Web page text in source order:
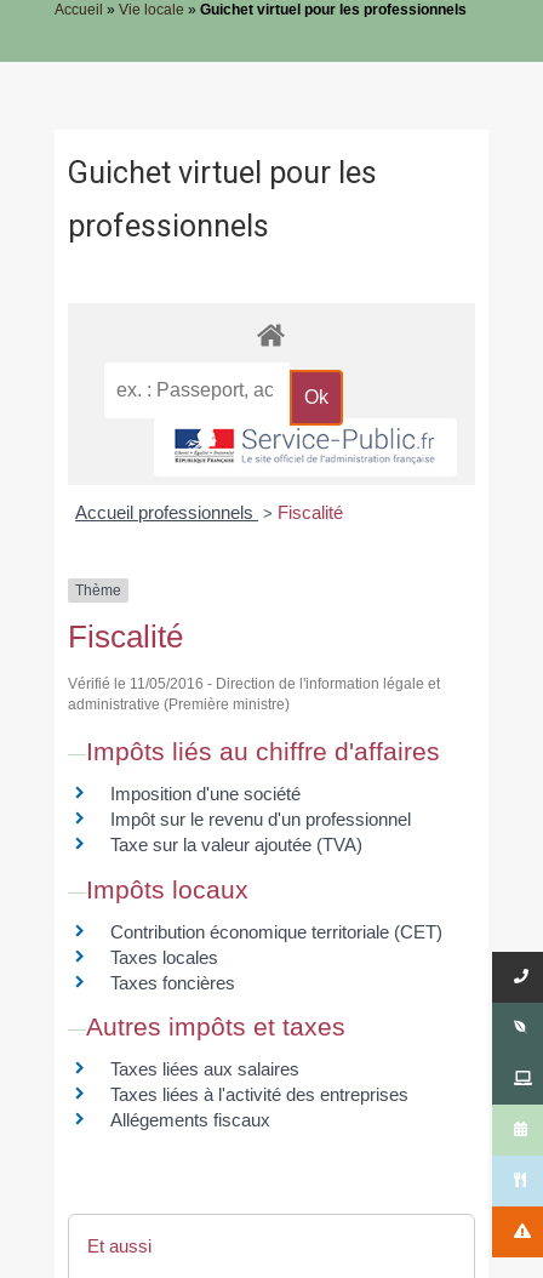
Accueil » Vie locale » Guichet virtuel pour les professionnels
Guichet virtuel pour les
professionnels
Accueil professionnels > Fiscalité
Thème
Fiscalité
Vérifié le 11/05/2016 - Direction de l'information légale et
administrative (Première ministre)
Impôts liés au chiffre d'affaires
Imposition d'une société
Impôt sur le revenu d'un professionnel
Taxe sur la valeur ajoutée (TVA)
Impôts locaux
Contribution économique territoriale (CET)
Taxes locales
Taxes foncières
Autres impôts et taxes
Taxes liées aux salaires
Taxes liées à l'activité des entreprises
Allégements fiscaux
Et aussi